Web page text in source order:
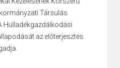
Társulás
Hulladékgazdálkodási
az előterjesztés